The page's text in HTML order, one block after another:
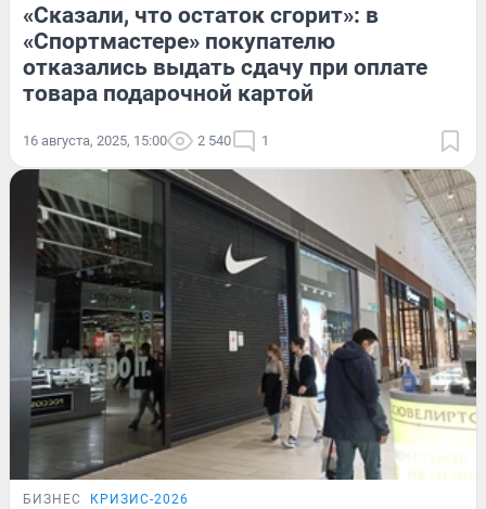
«Сказали, что остаток сгорит»: в
«Спортмастере» покупателю
отказались выдать сдачу при оплате
товара подарочной картой
16 августа, 2025, 15:00 2 540 1
БИЗНЕС КРИЗИС-2026